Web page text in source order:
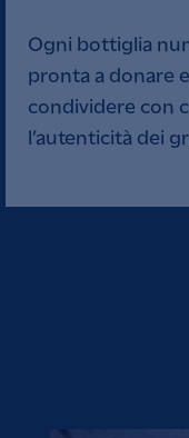
Ogni bottiglia
pronta a donare
condividere con
l’autenticità dei